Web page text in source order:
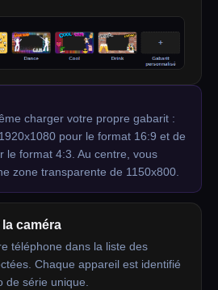
charger votre propre gabarit :
pour le format 16:9 et de
le format 4:3. Au centre, vous
zone transparente de 1150x800.
caméra
téléphone dans la liste des
Chaque appareil est identifié
de série unique.